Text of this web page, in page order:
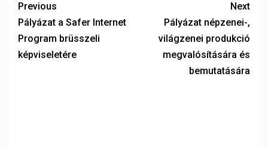
Previous
Pályázat a Safer Internet
Program brüsszeli
képviseletére
Next
Pályázat népzenei-,
világzenei produkció
megvalósítására és
bemutatására